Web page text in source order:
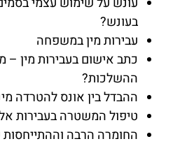
בעונש?
עבירות מין במשפחה
כתב אישום בעבירות מין –
ההשלכות?
ההבדל בין אונס להטרדה
טיפול המשטרה בעבירות
החומרה הרבה